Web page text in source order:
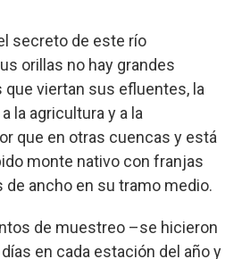
secreto de este río
orillas no hay grandes
viertan sus efluentes, la
la agricultura y a la
que en otras cuencas y está
monte nativo con franjas
ancho en su tramo medio.
de muestreo –se hicieron
en cada estación del año y